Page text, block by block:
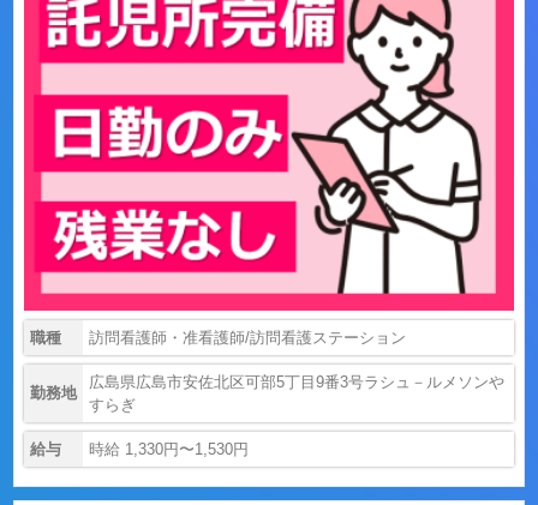
職種 訪問看護師・准看護師/訪問看護ステーション
勤務地
広島県広島市安佐北区可部5丁目9番3号ラシュ－ルメソンや
すらぎ
給与 時給 1,330円〜1,530円